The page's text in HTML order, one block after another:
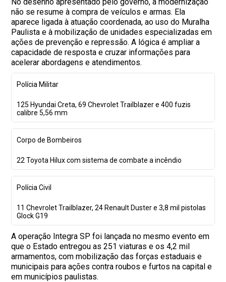
não se resume à compra de veículos e armas. Ela
aparece ligada à atuação coordenada, ao uso do Muralha
Paulista e à mobilização de unidades especializadas em
ações de prevenção e repressão. A lógica é ampliar a
capacidade de resposta e cruzar informações para
acelerar abordagens e atendimentos.
Polícia Militar
125 Hyundai Creta, 69 Chevrolet Trailblazer e 400 fuzis
calibre 5,56 mm
Corpo de Bombeiros
22 Toyota Hilux com sistema de combate a incêndio
Polícia Civil
11 Chevrolet Trailblazer, 24 Renault Duster e 3,8 mil pistolas
Glock G19
A operação Integra SP foi lançada no mesmo evento em
que o Estado entregou as 251 viaturas e os 4,2 mil
armamentos, com mobilização das forças estaduais e
municipais para ações contra roubos e furtos na capital e
em municípios paulistas.